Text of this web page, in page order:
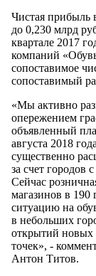
Чистая прибыль
до 0,230 млрд
квартале 2017
компаний
сопоставимое
сопоставимый
«Мы активно
опережением
объявленный
августа 2018
существенно
за счет городов
Сейчас
магазинов в 190
ситуацию на
в небольших
открытий новых
точек», -
Антон Титов.